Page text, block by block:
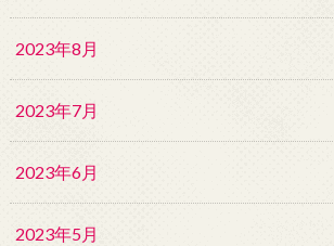
2023年8月
2023年7月
2023年6月
2023年5月